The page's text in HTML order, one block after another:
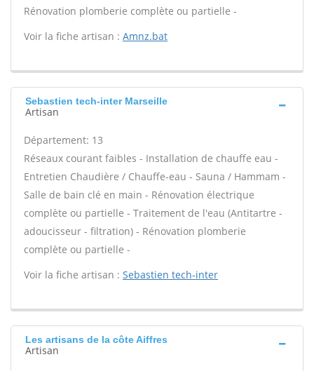
Rénovation plomberie complète ou partielle -
Voir la fiche artisan : Amnz.bat
Sebastien tech-inter Marseille
Artisan
Département: 13
Réseaux courant faibles - Installation de chauffe eau -
Entretien Chaudière / Chauffe-eau - Sauna / Hammam -
Salle de bain clé en main - Rénovation électrique
complète ou partielle - Traitement de l'eau (Antitartre -
adoucisseur - filtration) - Rénovation plomberie
complète ou partielle -
Voir la fiche artisan : Sebastien tech-inter
Les artisans de la côte Aiffres
Artisan